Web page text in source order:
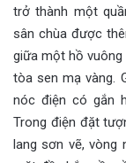
trở thành một
sân chùa được
giữa một hồ
tòa sen mạ vàng.
nóc điện có gắn
Trong điện đặt
lang sơn vẽ, vòng